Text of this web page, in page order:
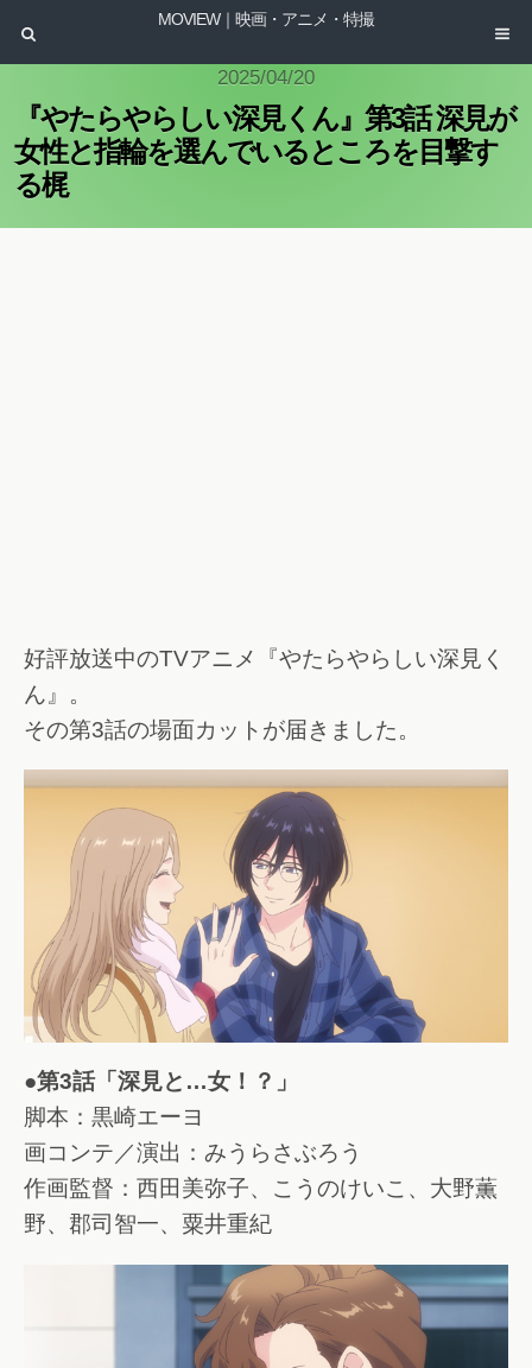
MOVIEW｜映画・アニメ・特撮
2025/04/20
『やたらやらしい深見くん』第3話 深見が
女性と指輪を選んでいるところを目撃す
る梶
好評放送中のTVアニメ『やたらやらしい深見く
ん』。
その第3話の場面カットが届きました。
●第3話「深見と…女！？」
脚本：黒崎エーヨ
画コンテ／演出：みうらさぶろう
作画監督：西田美弥子、こうのけいこ、大野薫
野、郡司智一、粟井重紀